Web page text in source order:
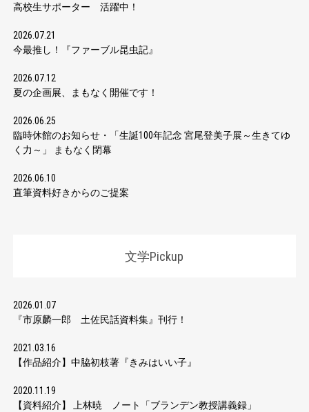
高校生サポーター 活躍中！
2026.07.21
今最推し！『ファーブル昆虫記』
2026.07.12
夏の企画展、まもなく開催です！
2026.06.25
臨時休館のお知らせ・「生誕100年記念 宮尾登美子展～生きてゆ
く力～」 まもなく閉幕
2026.06.10
直筆資料好きからのご提案
文学Pickup
2026.01.07
『市原麟一郎 土佐民話資料集』刊行！
2021.03.16
【作品紹介】中脇初枝著『きみはいい子』
2020.11.19
【資料紹介】 上林暁 ノート「ブランデン教授講義録」